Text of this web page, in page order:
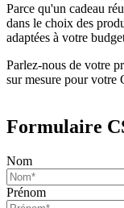
Parce qu'un cadeau
dans le choix des
adaptées à votre
Parlez-nous de votre
sur mesure pour votre
Formulaire
Nom
Prénom